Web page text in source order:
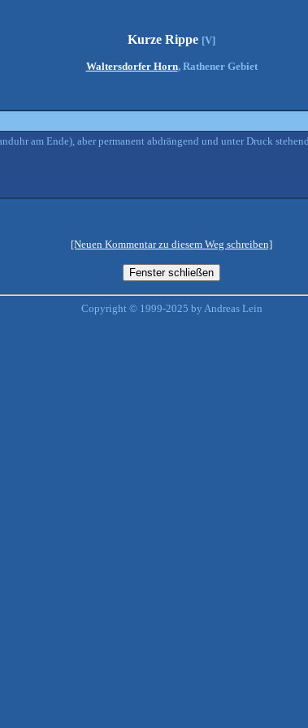
Kurze Rippe [V]
Waltersdorfer Horn, Rathener Gebiet
am Ende), aber permanent abdrängend und unter Druck
[Neuen Kommentar zu diesem Weg schreiben]
Copyright © 1999-2025 by Andreas Lein